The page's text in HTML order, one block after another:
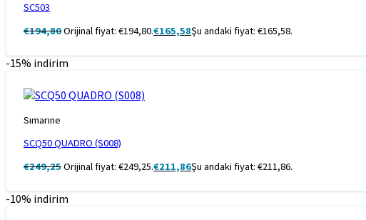
SC503
€194,80Orijinal fiyat: €194,80.€165,58Şu andaki fiyat: €165,58.
-15% indirim
Sımarıne
SCQ50 QUADRO (S008)
€249,25Orijinal fiyat: €249,25.€211,86Şu andaki fiyat: €211,86.
-10% indirim